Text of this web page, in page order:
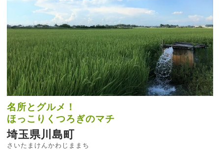
名所とグルメ！
ほっこりくつろぎのマチ
埼玉県川島町
さいたまけんかわじままち